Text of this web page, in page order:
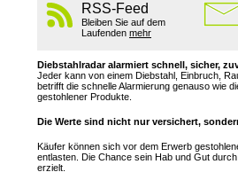
RSS-Feed
Bleiben Sie auf dem
Laufenden mehr
Diebstahlradar alarmiert schnell, sicher,
Jeder kann von einem Diebstahl, Einbruch,
betrifft die schnelle Alarmierung genauso wie
gestohlener Produkte.
Die Werte sind nicht nur versichert,
Käufer können sich vor dem Erwerb
entlasten. Die Chance sein Hab und Gut
erzielt.